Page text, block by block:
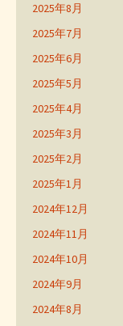
2025年8月
2025年7月
2025年6月
2025年5月
2025年4月
2025年3月
2025年2月
2025年1月
2024年12月
2024年11月
2024年10月
2024年9月
2024年8月